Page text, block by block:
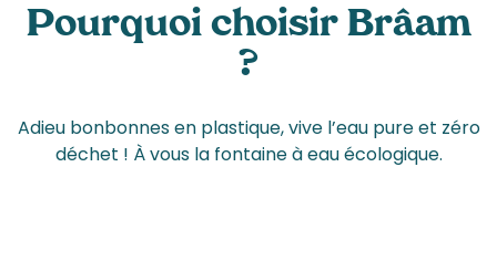
Pourquoi choisir Brâam
?
Adieu bonbonnes en plastique, vive l’eau pure et zéro
déchet ! À vous la fontaine à eau écologique.